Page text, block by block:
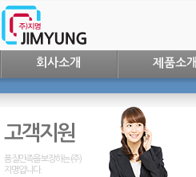
회사소개 제품소개
고객지원
품질만족을 보장하는 (주)
지명입니다.